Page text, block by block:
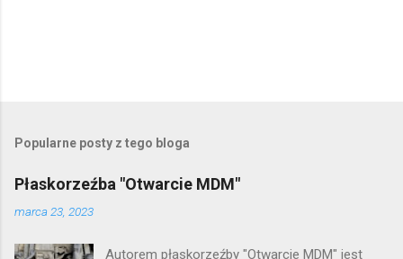
e
i
j
o
Popularne posty z tego bloga
Płaskorzeźba "Otwarcie MDM"
marca 23, 2023
Autorem płaskorzeźby "Otwarcie MDM" jest